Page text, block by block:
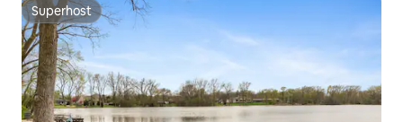
Superhost
Superhost